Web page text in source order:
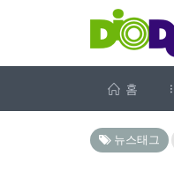
홈
뉴스태그